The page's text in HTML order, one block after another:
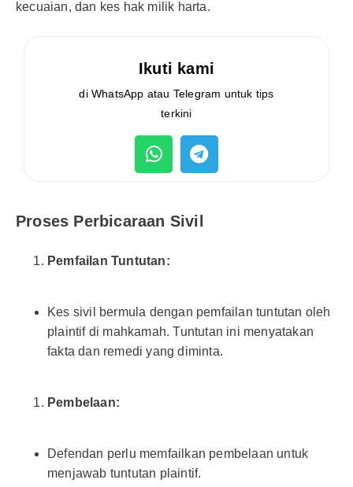
kecuaian, dan kes hak milik harta.
Ikuti kami
di WhatsApp atau Telegram untuk tips
terkini
Proses Perbicaraan Sivil
Pemfailan Tuntutan:
Kes sivil bermula dengan pemfailan tuntutan oleh
plaintif di mahkamah. Tuntutan ini menyatakan
fakta dan remedi yang diminta.
Pembelaan:
Defendan perlu memfailkan pembelaan untuk
menjawab tuntutan plaintif.